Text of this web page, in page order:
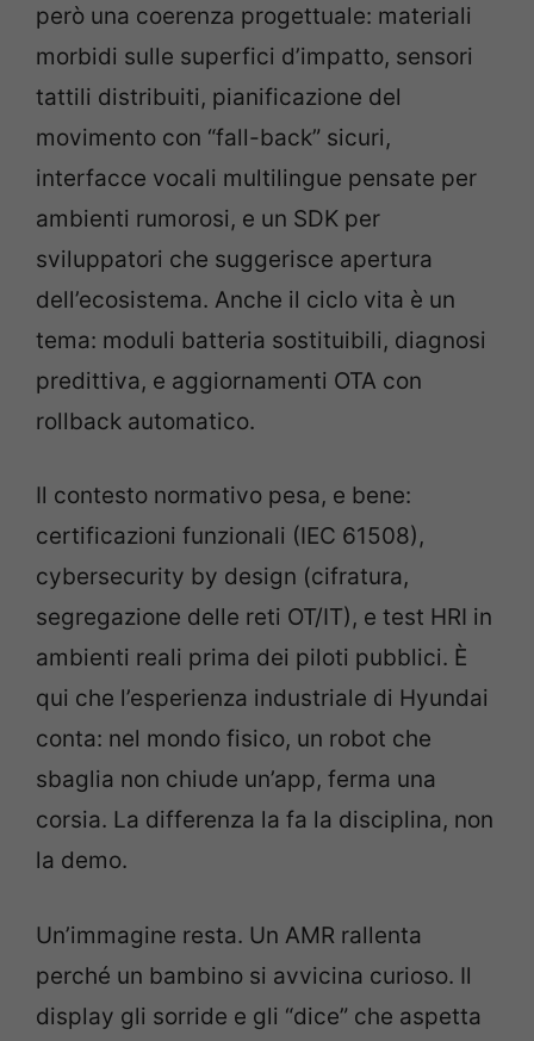
però una coerenza progettuale: materiali
morbidi sulle superfici d’impatto, sensori
tattili distribuiti, pianificazione del
movimento con “fall-back” sicuri,
interfacce vocali multilingue pensate per
ambienti rumorosi, e un SDK per
sviluppatori che suggerisce apertura
dell’ecosistema. Anche il ciclo vita è un
tema: moduli batteria sostituibili, diagnosi
predittiva, e aggiornamenti OTA con
rollback automatico.
Il contesto normativo pesa, e bene:
certificazioni funzionali (IEC 61508),
cybersecurity by design (cifratura,
segregazione delle reti OT/IT), e test HRI in
ambienti reali prima dei piloti pubblici. È
qui che l’esperienza industriale di Hyundai
conta: nel mondo fisico, un robot che
sbaglia non chiude un’app, ferma una
corsia. La differenza la fa la disciplina, non
la demo.
Un’immagine resta. Un AMR rallenta
perché un bambino si avvicina curioso. Il
display gli sorride e gli “dice” che aspetta